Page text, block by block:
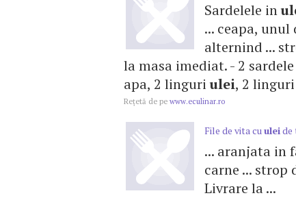
Sardelele in
... ceapa,
alternind ...
la masa imediat. - 2
apa, 2 linguriulei, 2
Reţetă de pe www.eculinar.ro
File de vita cuuleide
... aranjata in
carne ...
Livrare la ...